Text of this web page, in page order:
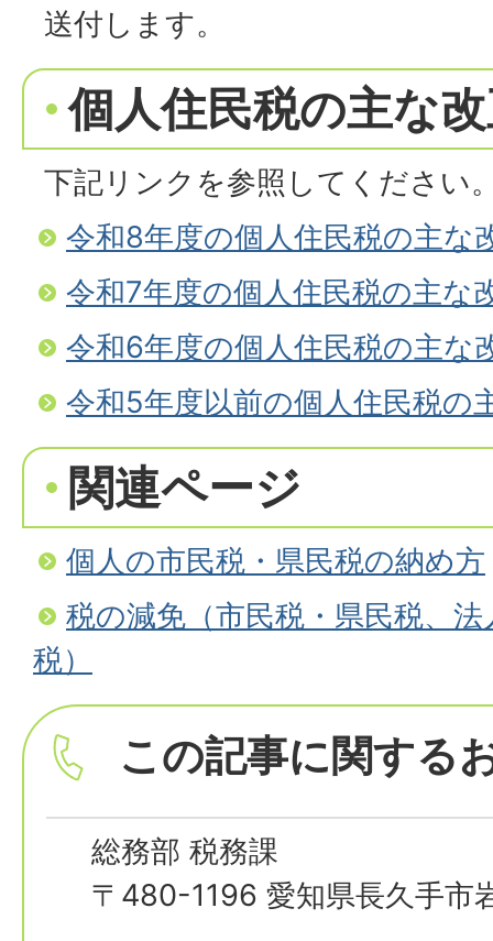
送付します。
個人住民税の主な
下記リンクを参照してください
令和8年度の個人住民税の主な
令和7年度の個人住民税の主な
令和6年度の個人住民税の主な
令和5年度以前の個人住民税の
関連ページ
個人の市民税・県民税の納め方
税の減免（市民税・県民税、
税）
この記事に関する
総務部 税務課
〒480-1196 愛知県長久手市